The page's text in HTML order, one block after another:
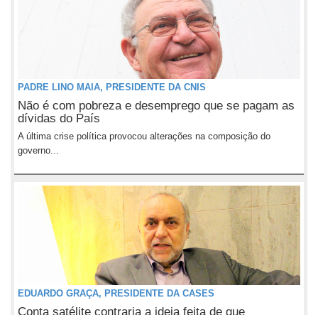
PADRE LINO MAIA, PRESIDENTE DA CNIS
Não é com pobreza e desemprego que se pagam as
dívidas do País
A última crise política provocou alterações na composição do
governo...
EDUARDO GRAÇA, PRESIDENTE DA CASES
Conta satélite contraria a ideia feita de que